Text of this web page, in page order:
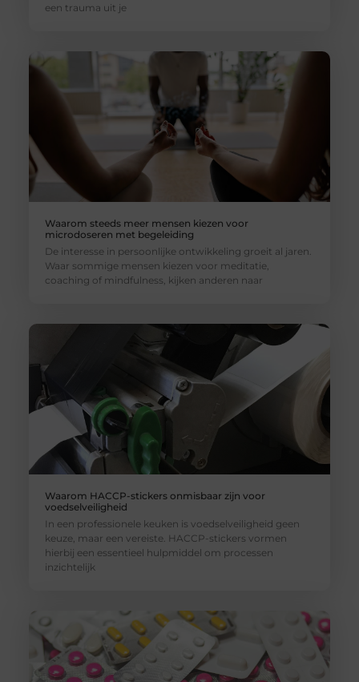
een trauma uit je
Waarom steeds meer mensen kiezen voor
microdoseren met begeleiding
De interesse in persoonlijke ontwikkeling groeit al jaren.
Waar sommige mensen kiezen voor meditatie,
coaching of mindfulness, kijken anderen naar
Waarom HACCP-stickers onmisbaar zijn voor
voedselveiligheid
In een professionele keuken is voedselveiligheid geen
keuze, maar een vereiste. HACCP-stickers vormen
hierbij een essentieel hulpmiddel om processen
inzichtelijk